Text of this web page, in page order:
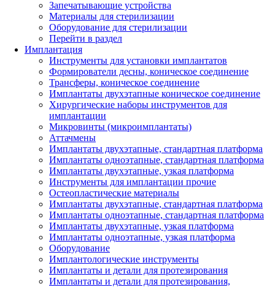
Запечатывающие устройства
Материалы для стерилизации
Оборудование для стерилизации
Перейти в раздел
Имплантация
Инструменты для установки имплантатов
Формирователи десны, коническое соединение
Трансферы, коническое соединение
Имплантаты двухэтапные коническое соединение
Хирургические наборы инструментов для
имплантации
Микровинты (микроимплантаты)
Аттачмены
Имплантаты двухэтапные, стандартная платформа
Имплантаты одноэтапные, стандартная платформа
Имплантаты двухэтапные, узкая платформа
Инструменты для имплантации прочие
Остеопластические материалы
Имплантаты двухэтапные, стандартная платформа
Имплантаты одноэтапные, стандартная платформа
Имплантаты двухэтапные, узкая платформа
Имплантаты одноэтапные, узкая платформа
Оборудование
Имплантологические инструменты
Имплантаты и детали для протезирования
Имплантаты и детали для протезирования,